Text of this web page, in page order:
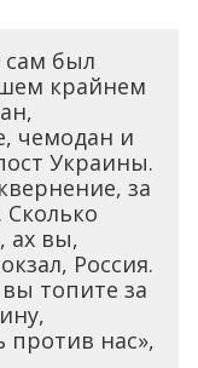
сам был
крайнем
чемодан и
Украины.
за
ах вы,
Россия.
топите за
против нас»,